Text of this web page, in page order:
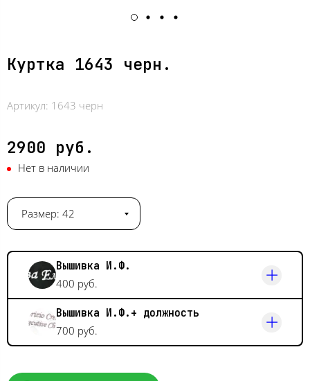
Куртка 1643 черн.
Артикул: 1643 черн
2900 руб.
Нет в наличии
Размер: 42
Вышивка И.Ф.
400 руб.
Вышивка И.Ф.+ должность
700 руб.